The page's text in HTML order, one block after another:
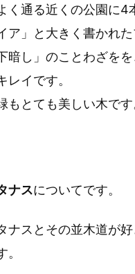
く通る近くの公園に4
ア」と大きく書かれた
暗し」のことわざを
レイです。
もとても美しい木です
ナスについてです。
ナスとその並木道が